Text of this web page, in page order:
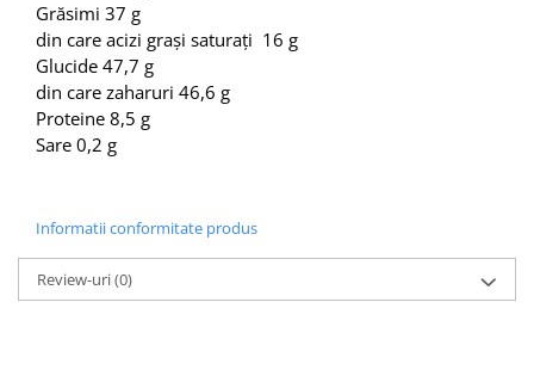
Paine ambalata
Chifle
Colaci festivi
Snack-uri sărate
Covrigi cu ulei de masline
Crochete
Produse de gătit
Faina
Grăsimi 37 g
din care acizi grași saturați 16 g
Glucide 47,7 g
din care zaharuri 46,6 g
Proteine 8,5 g
Sare 0,2 g
Informatii conformitate produs
Review-uri(0)